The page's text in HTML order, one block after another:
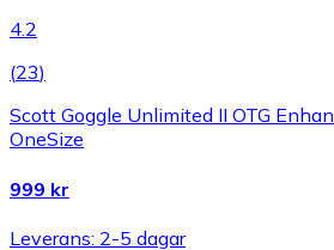
4.2
(23)
Scott Goggle Unlimited II OTG
OneSize
999 kr
Leverans: 2-5 dagar